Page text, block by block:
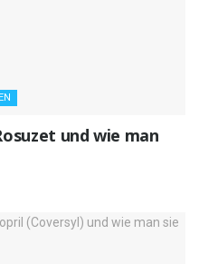
und wie man